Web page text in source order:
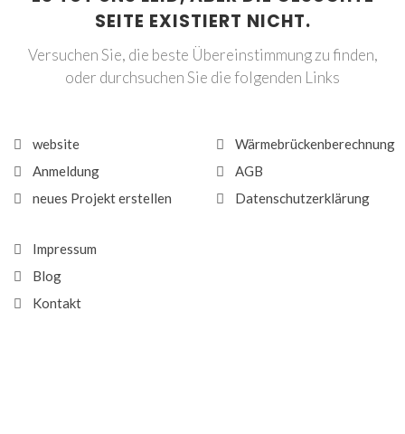
SEITE EXISTIERT NICHT.
Versuchen Sie, die beste Übereinstimmung zu finden,
oder durchsuchen Sie die folgenden Links
website
Anmeldung
neues Projekt erstellen
Wärmebrückenberechnung
AGB
Datenschutzerklärung
Impressum
Blog
Kontakt